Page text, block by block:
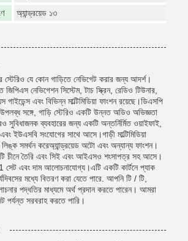
অ্যান্ড্রয়েড ১৩
স্টেরিও যে কোন গাড়িতে নেভিগেট করার জন্য আদর্শ।
জিপিএস নেভিগেশন সিস্টেম, টাচ স্ক্রিন, রেডিও টিউনার,
এবং বিভিন্ন মাল্টিমিডিয়া ফাংশন রয়েছে।ডিএসপি
উপলব্ধ সঙ্গে, গাড়ি স্টেরিও একটি উন্নত অডিও অভিজ্ঞতা
ব্যবহারের জন্য একটি অন্তর্নির্মিত ওয়াইফাই,
ইউএসবি সংযোগের সাথে আসে।গাড়ী মাল্টিমিডিয়া
সমর্থন করেঅ্যান্ড্রয়েড অটো এবং অন্যান্য ফাংশন।
চীনে তৈরি এবং সিই এবং আইএসও শংসাপত্র সহ আসে।
1 সেট এবং দাম আলোচনাযোগ্য।এটি একটি কার্টনে প্যাক
মধ্যে বিতরণ করা যেতে পারে. আপনি টি / টি,
পদ্ধতির মাধ্যমে অর্থ প্রদান করতে পারেন। আমরা
পর্যন্ত সরবরাহ করতে পারি।